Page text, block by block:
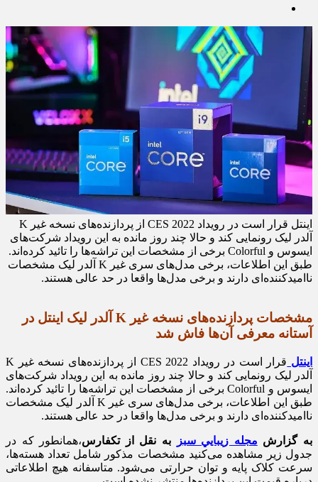
اینتل قرار است در رویداد CES 2022 از پردازنده‌های نسخه غیر K
آلدر لیک رونمایی کند و حالا چند روز مانده به این رویداد شرکت‌های
ایسوس و Colorful برخی از مشخصات این تراشه‌ها را تائید کرده‌اند.
طبق این اطلاعات، برخی مدل‌های سری غیر K آلدر لیک مشخصات
ناامیدکننده‌ای دارند و برخی مدل‌ها واقعا در حد عالی هستند.
مشخصات پردازنده‌های نسخه غیر K آلدر لیک اینتل در
آستانه معرفی آن‌ها فاش شد
اینتل
قرار است در رویداد CES 2022 از پردازنده‌های نسخه غیر K
آلدر لیک رونمایی کند و حالا چند روز مانده به این رویداد شرکت‌های
ایسوس و Colorful برخی از مشخصات این تراشه‌ها را تائید کرده‌اند.
طبق این اطلاعات، برخی مدل‌های سری غیر K آلدر لیک مشخصات
ناامیدکننده‌ای دارند و برخی مدل‌ها واقعا در حد عالی هستند.
به گزارش مجله زيبايي سبز به نقل از تکفارس،همانطور که در
جدول زیر مشاهده می‌کنید مشخصات مذکور شامل تعداد هسته‌ها،
سرعت کلاک پایه و توان حرارتی می‌شود. متاسفانه هیچ اطلاعاتی